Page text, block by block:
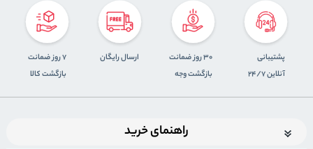
پشتیبانی
آنلاین 24/7
30 روز ضمانت
بازگشت وجه
ارسال رایگان
7 روز ضمانت
بازگشت کالا
راهنمای خرید